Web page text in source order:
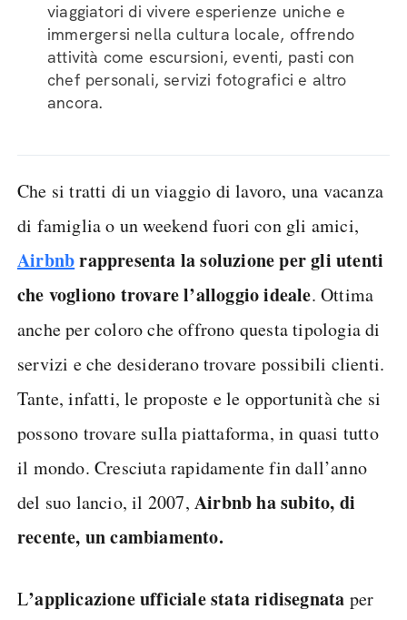
viaggiatori di vivere esperienze uniche e
immergersi nella cultura locale, offrendo
attività come escursioni, eventi, pasti con
chef personali, servizi fotografici e altro
ancora.
Che si tratti di un viaggio di lavoro, una vacanza
di famiglia o un weekend fuori con gli amici,
Airbnbrappresenta la soluzione per gli utenti
che vogliono trovare l’alloggio ideale. Ottima
anche per coloro che offrono questa tipologia di
servizi e che desiderano trovare possibili clienti.
Tante, infatti, le proposte e le opportunità che si
possono trovare sulla piattaforma, in quasi tutto
il mondo. Cresciuta rapidamente fin dall’anno
del suo lancio, il 2007, Airbnb ha subito, di
recente, un cambiamento.
L’applicazione ufficiale stata ridisegnata per